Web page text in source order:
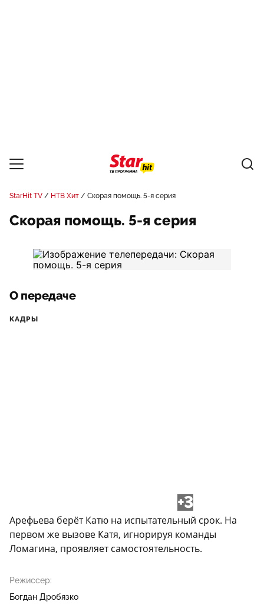
StarHit TV НТВ Хит Скорая помощь. 5-я серия
Скорая помощь. 5-я серия
О передаче
КАДРЫ
+3
Арефьева берёт Катю на испытательный срок. На
первом же вызове Катя, игнорируя команды
Ломагина, проявляет самостоятельность.
Режиссер:
Богдан Дробязко